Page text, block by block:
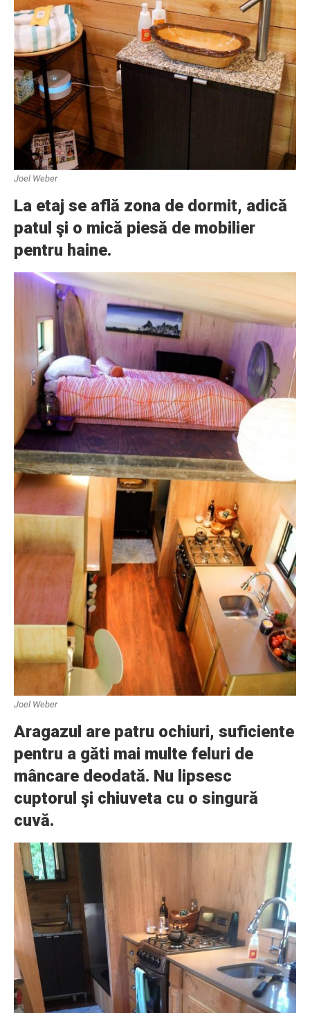
Joel Weber
La etaj se află zona de dormit, adică
patul şi o mică piesă de mobilier
pentru haine.
Joel Weber
Aragazul are patru ochiuri, suficiente
pentru a găti mai multe feluri de
mâncare deodată. Nu lipsesc
cuptorul şi chiuveta cu o singură
cuvă.